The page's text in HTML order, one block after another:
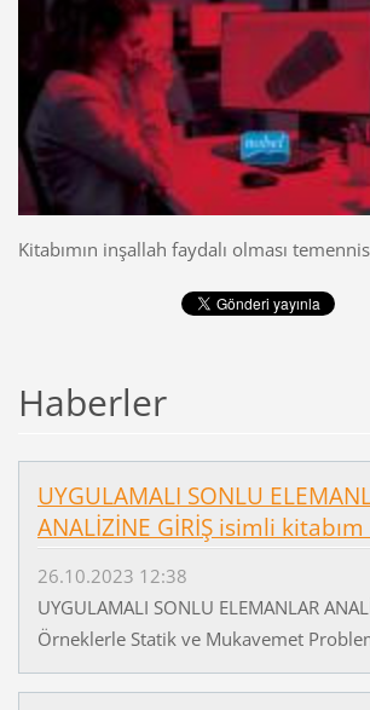
Kitabımın inşallah faydalı olması
Haberler
UYGULAMALI SONLU
ANALİZİNE GİRİŞ isimli kitabım
26.10.2023 12:38
UYGULAMALI SONLU ELEMANLAR
Örneklerle Statik ve Mukavemet